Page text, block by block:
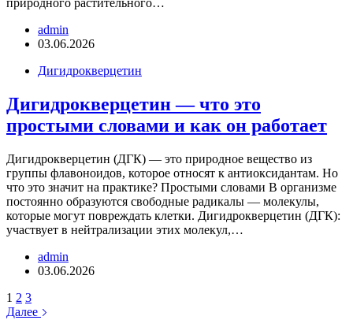
природного растительного…
admin
03.06.2026
Дигидрокверцетин
Дигидрокверцетин — что это
простыми словами и как он работает
Дигидрокверцетин (ДГК) — это природное вещество из
группы флавоноидов, которое относят к антиоксидантам. Но
что это значит на практике? Простыми словами В организме
постоянно образуются свободные радикалы — молекулы,
которые могут повреждать клетки. Дигидрокверцетин (ДГК):
участвует в нейтрализации этих молекул,…
admin
03.06.2026
1 2 3
Далее